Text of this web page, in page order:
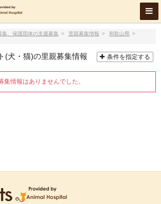
、保護団体の支援募集 里親募集情報
和歌山県
(犬・猫)の里親募集情報 条件を指定する
集情報はありませんでした。